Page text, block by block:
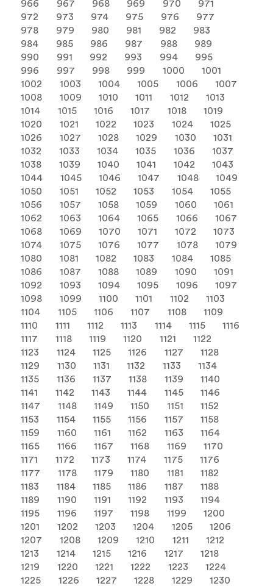
966
967 968 969 970
971
972
973 974 975 976
977
978
979 980 981 982
983
984
985 986 987 988
989
990
991 992 993 994
995
996
997 998 999 1000
1001
1002
1003 1004 1005 1006
1007
1008
1009 1010 1011 1012
1013
1014
1015 1016 1017 1018
1019
1020
1021 1022 1023 1024
1025
1026
1027 1028 1029 1030
1031
1032
1033 1034 1035 1036
1037
1038
1039 1040 1041 1042
1043
1044
1045 1046 1047 1048
1049
1050
1051 1052 1053 1054
1055
1056
1057 1058 1059 1060
1061
1062
1063 1064 1065 1066
1067
1068
1069 1070 1071 1072
1073
1074
1075 1076 1077 1078
1079
1080
1081 1082 1083 1084
1085
1086
1087 1088 1089 1090
1091
1092
1093 1094 1095 1096
1097
1098
1099 1100 1101 1102
1103
1104
1105 1106 1107 1108
1109
1110
1111 1112 1113 1114 1115
1116
1117
1118 1119 1120 1121
1122
1123
1124 1125 1126 1127
1128
1129
1130 1131 1132 1133
1134
1135
1136 1137 1138 1139
1140
1141
1142 1143 1144 1145
1146
1147
1148 1149 1150 1151
1152
1153
1154 1155 1156 1157
1158
1159
1160 1161 1162 1163
1164
1165
1166 1167 1168 1169
1170
1171
1172 1173 1174 1175
1176
1177
1178 1179 1180 1181
1182
1183
1184 1185 1186 1187
1188
1189
1190 1191 1192 1193
1194
1195
1196 1197 1198 1199
1200
1201
1202 1203 1204 1205
1206
1207
1208 1209 1210 1211
1212
1213
1214 1215 1216 1217
1218
1219
1220 1221 1222 1223
1224
1225
1226 1227 1228 1229
1230